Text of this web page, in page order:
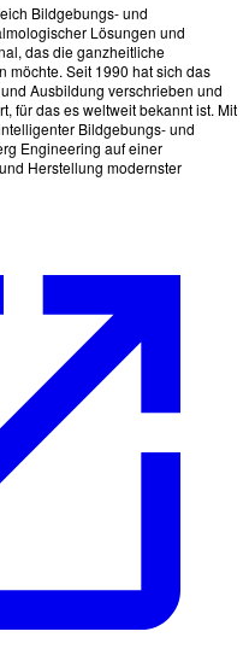
Bildgebungs- und
Lösungen und
das die ganzheitliche
möchte. Seit 1990 hat sich das
Ausbildung verschrieben und
für das es weltweit bekannt ist. Mit
Bildgebungs- und
Engineering auf einer
Herstellung modernster